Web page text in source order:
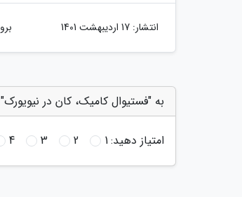
انتشار: 17 اردیبهشت 1401
به "فستیوال کامیک، کان در
امتیاز دهید:1
2
3
4